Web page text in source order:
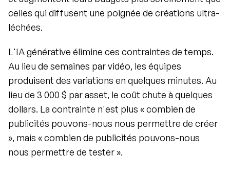
celles qui diffusent une poignée de créations ultra-
léchées.
L'IA générative élimine ces contraintes de temps.
Au lieu de semaines par vidéo, les équipes
produisent des variations en quelques minutes. Au
lieu de 3 000 $ par asset, le coût chute à quelques
dollars. La contrainte n'est plus « combien de
publicités pouvons-nous nous permettre de créer
», mais « combien de publicités pouvons-nous
nous permettre de tester ».